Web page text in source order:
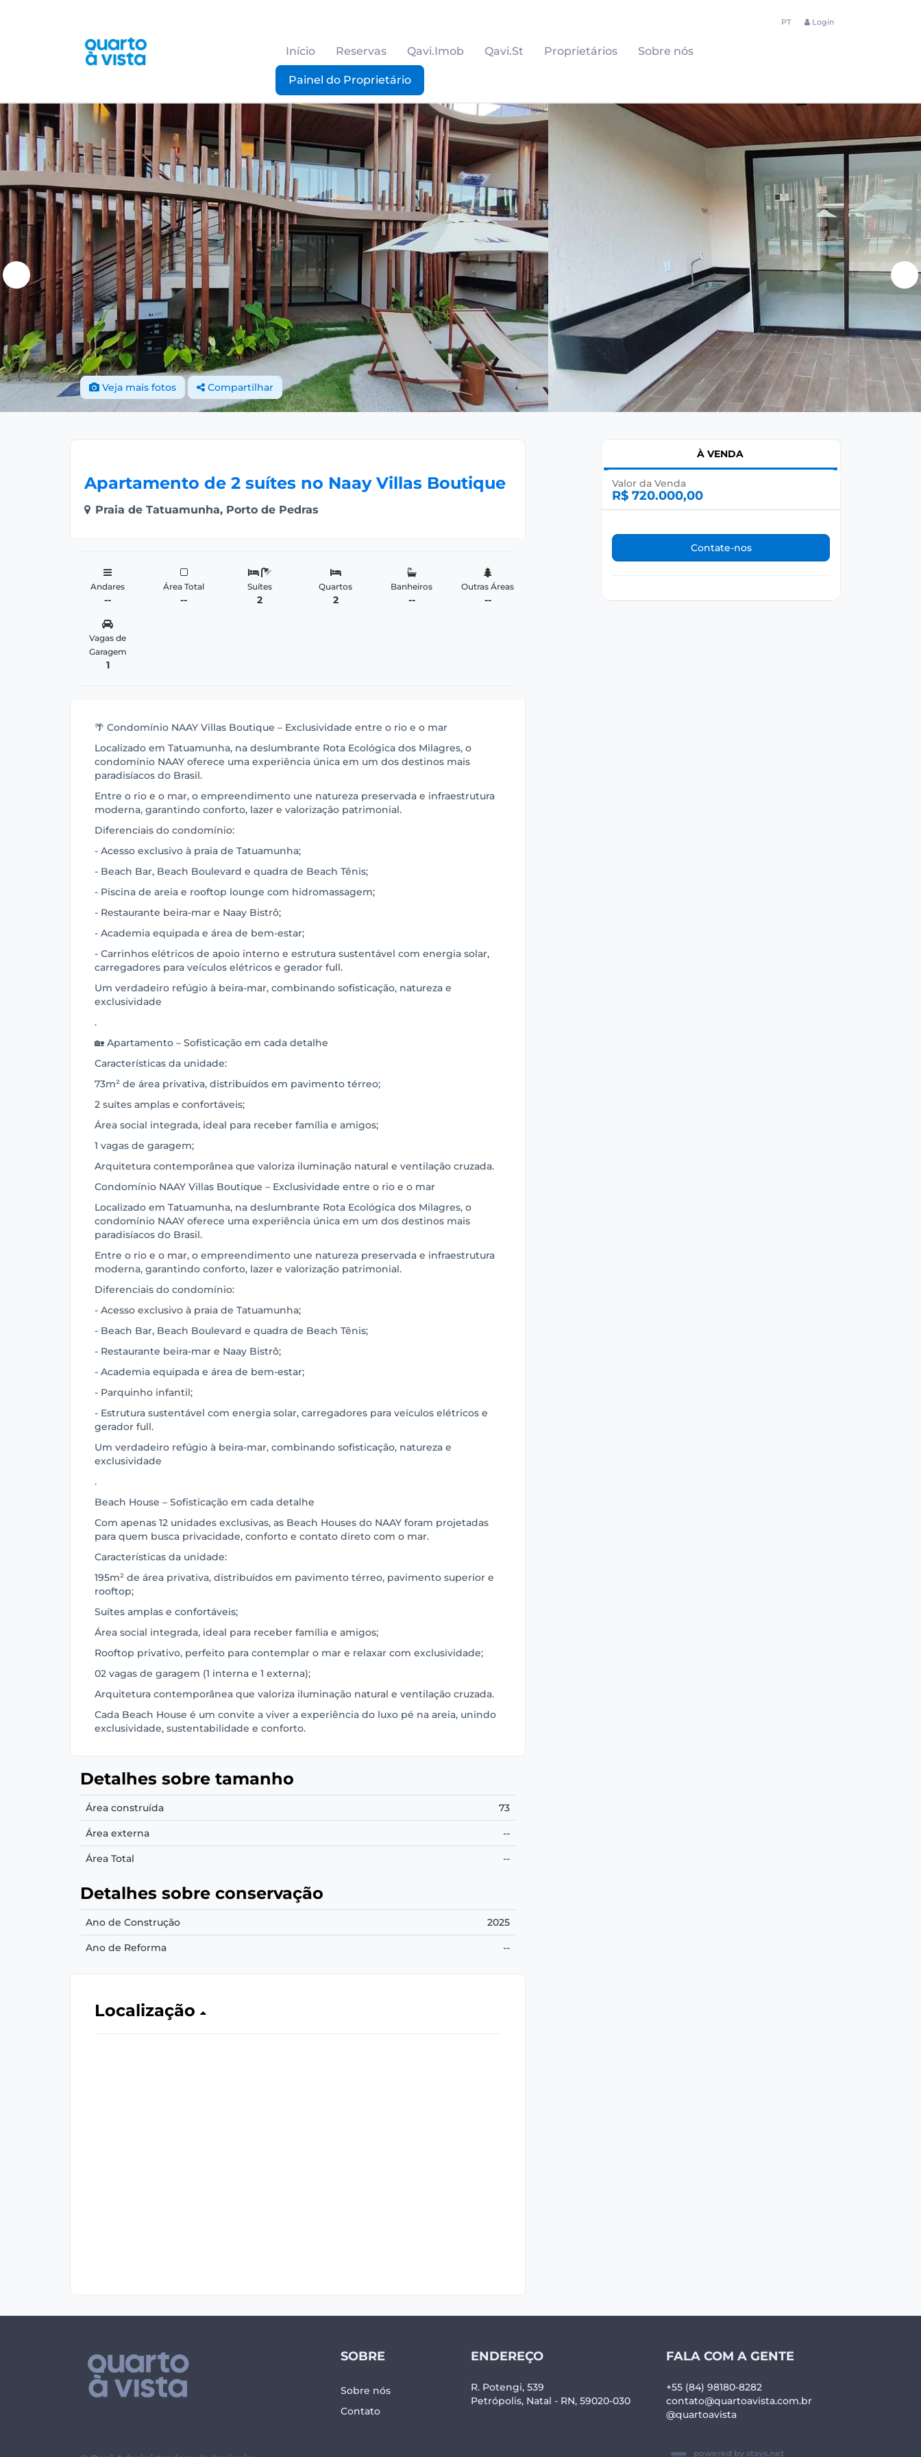
PT Login
Início Reservas Qavi.Imob Qavi.St Proprietários Sobre nós
Painel do Proprietário
Veja mais fotos Compartilhar
Apartamento de 2 suítes no Naay Villas Boutique
Praia de Tatuamunha, Porto de Pedras
Andares
--
Área Total
--
Suítes
2
Quartos
2
Banheiros
--
Outras Áreas
--
Vagas de
Garagem
1
🌴 Condomínio NAAY Villas Boutique – Exclusividade entre o rio e o mar
Localizado em Tatuamunha, na deslumbrante Rota Ecológica dos Milagres, o
condomínio NAAY oferece uma experiência única em um dos destinos mais
paradisíacos do Brasil.
Entre o rio e o mar, o empreendimento une natureza preservada e infraestrutura
moderna, garantindo conforto, lazer e valorização patrimonial.
Diferenciais do condomínio:
- Acesso exclusivo à praia de Tatuamunha;
- Beach Bar, Beach Boulevard e quadra de Beach Tênis;
- Piscina de areia e rooftop lounge com hidromassagem;
- Restaurante beira-mar e Naay Bistrô;
- Academia equipada e área de bem-estar;
- Carrinhos elétricos de apoio interno e estrutura sustentável com energia solar,
carregadores para veículos elétricos e gerador full.
Um verdadeiro refúgio à beira-mar, combinando sofisticação, natureza e
exclusividade
.
🏡 Apartamento – Sofisticação em cada detalhe
Características da unidade:
73m² de área privativa, distribuídos em pavimento térreo;
2 suítes amplas e confortáveis;
Área social integrada, ideal para receber família e amigos;
1 vagas de garagem;
Arquitetura contemporânea que valoriza iluminação natural e ventilação cruzada.
Condomínio NAAY Villas Boutique – Exclusividade entre o rio e o mar
Localizado em Tatuamunha, na deslumbrante Rota Ecológica dos Milagres, o
condomínio NAAY oferece uma experiência única em um dos destinos mais
paradisíacos do Brasil.
Entre o rio e o mar, o empreendimento une natureza preservada e infraestrutura
moderna, garantindo conforto, lazer e valorização patrimonial.
Diferenciais do condomínio:
- Acesso exclusivo à praia de Tatuamunha;
- Beach Bar, Beach Boulevard e quadra de Beach Tênis;
- Restaurante beira-mar e Naay Bistrô;
- Academia equipada e área de bem-estar;
- Parquinho infantil;
- Estrutura sustentável com energia solar, carregadores para veículos elétricos e
gerador full.
Um verdadeiro refúgio à beira-mar, combinando sofisticação, natureza e
exclusividade
.
Beach House – Sofisticação em cada detalhe
Com apenas 12 unidades exclusivas, as Beach Houses do NAAY foram projetadas
para quem busca privacidade, conforto e contato direto com o mar.
Características da unidade:
195m² de área privativa, distribuídos em pavimento térreo, pavimento superior e
rooftop;
Suítes amplas e confortáveis;
Área social integrada, ideal para receber família e amigos;
Rooftop privativo, perfeito para contemplar o mar e relaxar com exclusividade;
02 vagas de garagem (1 interna e 1 externa);
Arquitetura contemporânea que valoriza iluminação natural e ventilação cruzada.
Cada Beach House é um convite a viver a experiência do luxo pé na areia, unindo
exclusividade, sustentabilidade e conforto.
Detalhes sobre tamanho
Área construída 73
Área externa --
Área Total --
Detalhes sobre conservação
Ano de Construção 2025
Ano de Reforma --
Localização
À VENDA
Valor da Venda
R$ 720.000,00
Contate-nos
SOBRE
Sobre nós
Contato
ENDEREÇO
R. Potengi, 539
Petrópolis, Natal - RN, 59020-030
FALA COM A GENTE
+55 (84) 98180-8282
contato@quartoavista.com.br
@quartoavista
powered by stays.net